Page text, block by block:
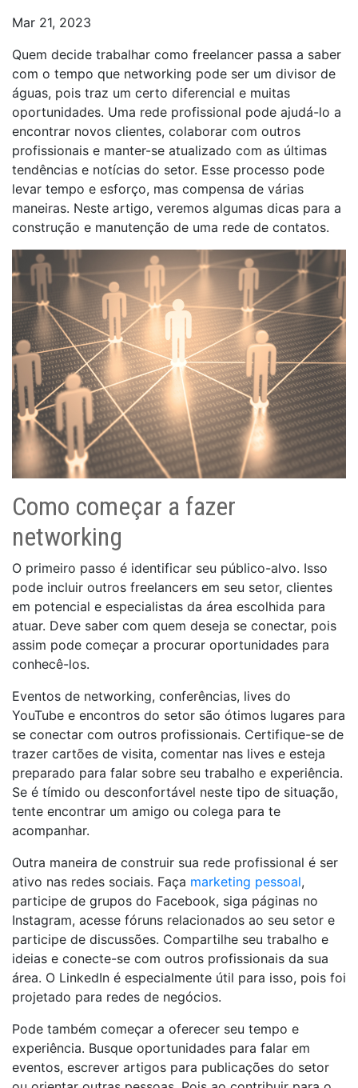
Mar 21, 2023
Quem decide trabalhar como freelancer passa a saber
com o tempo que networking pode ser um divisor de
águas, pois traz um certo diferencial e muitas
oportunidades. Uma rede profissional pode ajudá-lo a
encontrar novos clientes, colaborar com outros
profissionais e manter-se atualizado com as últimas
tendências e notícias do setor. Esse processo pode
levar tempo e esforço, mas compensa de várias
maneiras. Neste artigo, veremos algumas dicas para a
construção e manutenção de uma rede de contatos.
Como começar a fazer
networking
O primeiro passo é identificar seu público-alvo. Isso
pode incluir outros freelancers em seu setor, clientes
em potencial e especialistas da área escolhida para
atuar. Deve saber com quem deseja se conectar, pois
assim pode começar a procurar oportunidades para
conhecê-los.
Eventos de networking, conferências, lives do
YouTube e encontros do setor são ótimos lugares para
se conectar com outros profissionais. Certifique-se de
trazer cartões de visita, comentar nas lives e esteja
preparado para falar sobre seu trabalho e experiência.
Se é tímido ou desconfortável neste tipo de situação,
tente encontrar um amigo ou colega para te
acompanhar.
Outra maneira de construir sua rede profissional é ser
ativo nas redes sociais. Faça marketing pessoal,
participe de grupos do Facebook, siga páginas no
Instagram, acesse fóruns relacionados ao seu setor e
participe de discussões. Compartilhe seu trabalho e
ideias e conecte-se com outros profissionais da sua
área. O LinkedIn é especialmente útil para isso, pois foi
projetado para redes de negócios.
Pode também começar a oferecer seu tempo e
experiência. Busque oportunidades para falar em
eventos, escrever artigos para publicações do setor